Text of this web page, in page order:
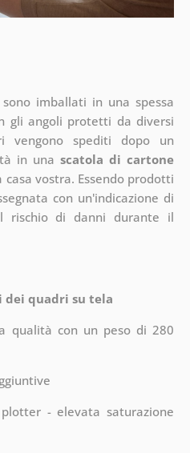
imballati in una spessa
gli angoli protetti da diversi
vengono spediti dopo un
in unascatola di cartone
vostra. Essendo prodotti
con un'indicazione di
rischio di danni durante il
quadri su tela
qualità con un peso di 280
- elevata saturazione